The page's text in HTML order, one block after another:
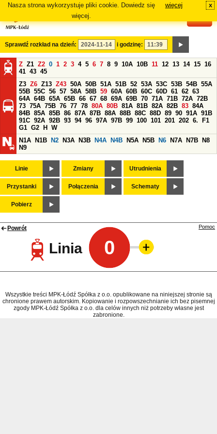
Nasza strona wykorzystuje pliki cookie. Dowiedz się
więcej.
więcej x
Sprawdź rozkład na dzień: i godzinę:
Z Z1 Z2 0 1 2 3 4 5 6 7 8 9 10A 10B 11 12 13 14 15 16
41 43 45
Z3 Z6 Z13 Z43 50A 50B 51A 51B 52 53A 53C 53B 54B 55A
55B 55C 56 57 58A 58B 59 60A 60B 60C 60D 61 62 63
64A 64B 65A 65B 66 67 68 69A 69B 70 71A 71B 72A 72B
73 75A 75B 76 77 78 80A 80B 81A 81B 82A 82B 83 84A
84B 85A 85B 86 87A 87B 88A 88B 88C 88D 89 90 91A 91B
91C 92A 92B 93 94 96 97A 97B 99 100 101 201 202 6.
F1
G1 G2 H
W
N1A
N1B N2 N3A N3B N4A N4B N5A N5B N6 N7A N7B
N8
N9
Linie Zmiany Utrudnienia
Przystanki Połączenia Schematy
Pobierz
Powrót
Linia 0
Pomoc
Wszystkie treści MPK-Łódź Spółka z o.o. opublikowane na niniejszej stronie są
chronione prawem autorskim. Kopiowanie i rozpowszechnianie ich bez pisemnej
zgody MPK-Łódź Spółka z o.o. dla celów innych niż potrzeby własne jest
zabronione.